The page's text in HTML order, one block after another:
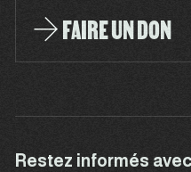
FAIRE UN DON
Restez informés